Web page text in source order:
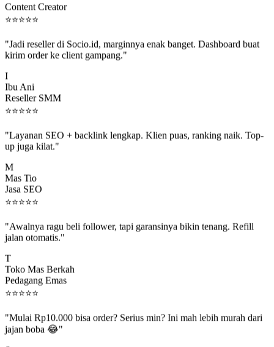
⭐⭐⭐⭐⭐
kirim order ke client gampang."
Ibu Ani
Reseller SMM
⭐⭐⭐⭐⭐
up juga kilat."
Mas Tio
Jasa SEO
⭐⭐⭐⭐⭐
jalan otomatis."
Toko Mas Berkah
Pedagang Emas
⭐⭐⭐⭐⭐
jajan boba 😂"